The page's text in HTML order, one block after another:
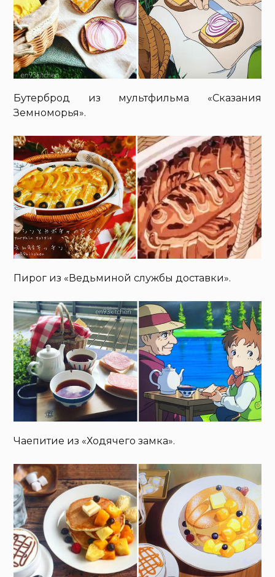
Бутерброд из мультфильма «Сказания
Земноморья».
Пирог из «Ведьминой службы доставки».
Чаепитие из «Ходячего замка».